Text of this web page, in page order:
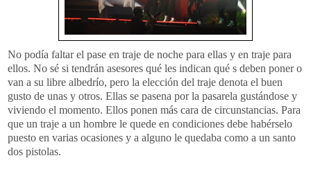
No podía faltar el pase en traje de noche para ellas y en traje para
ellos. No sé si tendrán asesores qué les indican qué s deben poner o
van a su libre albedrío, pero la elección del traje denota el buen
gusto de unas y otros. Ellas se pasena por la pasarela gustándose y
viviendo el momento. Ellos ponen más cara de circunstancias. Para
que un traje a un hombre le quede en condiciones debe habérselo
puesto en varias ocasiones y a alguno le quedaba como a un santo
dos pistolas.